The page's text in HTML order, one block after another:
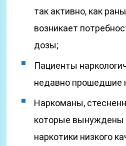
так активно, как
возникает
дозы;
Пациенты
недавно прошедшие
Наркоманы,
которые вынуждены
наркотики низкого